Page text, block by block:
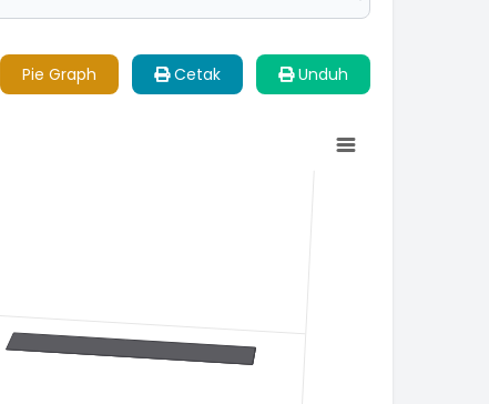
Pie Graph Cetak Unduh